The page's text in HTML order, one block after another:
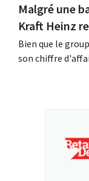
Malgré une
Kraft Heinz
Bien que le
son chiffre